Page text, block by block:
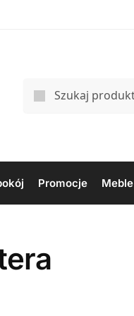
Promocje Meble